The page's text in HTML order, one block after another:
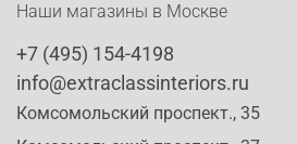
Наши магазины в Москве
+7 (495) 154-4198
info@extraclassinteriors.ru
Комсомольский проспект., 35